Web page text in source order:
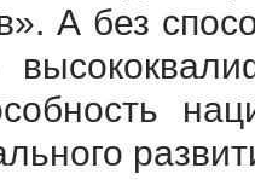
А без